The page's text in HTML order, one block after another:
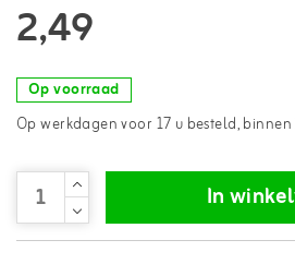
2,49
Op voorraad
Op werkdagen voor 17 u besteld,
In